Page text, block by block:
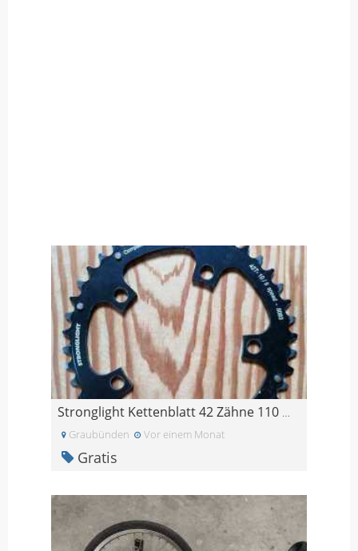
Stronglight Kettenblatt 42 Zähne 110 mm Lochkreis
Graubünden Vor einem Monat
Gratis